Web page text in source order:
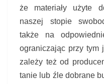
że materiały użyte
naszej stopie
także na
ograniczając przy tym
zależy też od
tanie lub źle dobrane